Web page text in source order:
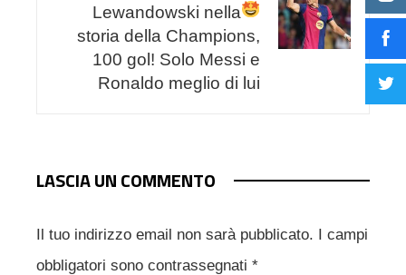
Lewandowski nella
storia della Champions,
100 gol! Solo Messi e
Ronaldo meglio di lui
LASCIA UN COMMENTO
Il tuo indirizzo email non sarà pubblicato. I campi
obbligatori sono contrassegnati *